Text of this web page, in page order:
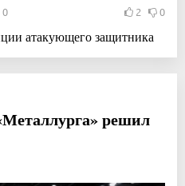
0 2 0
атакующего защитника
решил